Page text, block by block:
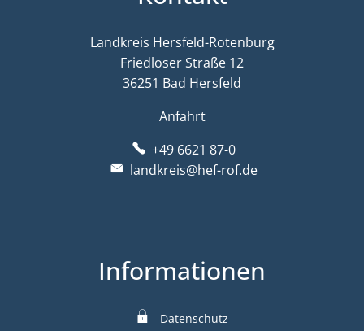
Landkreis Hersfeld-Rotenburg
Friedloser Straße 12
36251 Bad Hersfeld
Anfahrt
+49 6621 87-0
landkreis@hef-rof.de
Informationen
Datenschutz